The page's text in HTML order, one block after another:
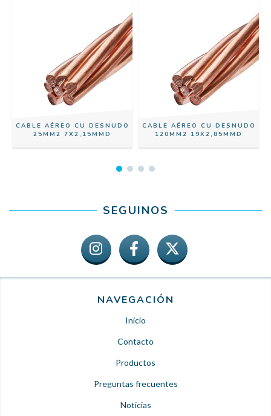
CABLE AÉREO CU DESNUDO
25MM2 7X2,15MMD
CABLE AÉREO CU DESNUDO
120MM2 19X2,85MMD
SEGUINOS
NAVEGACIÓN
Inicio
Contacto
Productos
Preguntas frecuentes
Noticias